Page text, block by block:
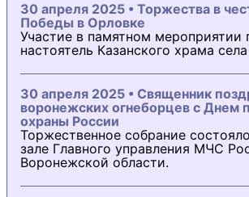
30 апреля 2025 • Торжества в
Победы в Орловке
Участие в памятном мероприятии
настоятель Казанского храма
30 апреля 2025 • Священник
воронежских огнеборцев с Днем
охраны России
Торжественное собрание
зале Главного управления МЧС
Воронежской области.